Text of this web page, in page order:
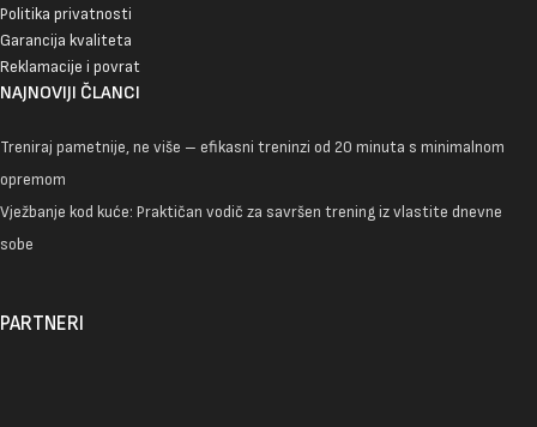
Politika privatnosti
Garancija kvaliteta
Reklamacije i povrat
NAJNOVIJI ČLANCI
Treniraj pametnije, ne više – efikasni treninzi od 20 minuta s minimalnom
opremom
Vježbanje kod kuće: Praktičan vodič za savršen trening iz vlastite dnevne
sobe
PARTNERI